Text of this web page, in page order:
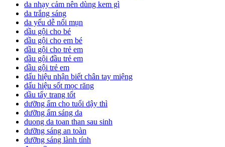
da nhạy cảm nên dùng kem gì
da trắng sáng
da yếu dễ nổi mụn
dầu gội cho bé
dầu gội cho em bé
dầu gội cho trẻ em
dầu gội đầu trẻ em
dầu gội trẻ em
dấu hiệu nhận biết chân tay miệng
dấu hiệu sốt mọc răng
dầu tẩy trang tốt
dưỡng ẩm cho tuổi dậy thì
dưỡng ẩm sáng da
duong da toan than sau sinh
dưỡng sáng an toàn
dưỡng sáng lành tính